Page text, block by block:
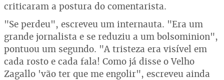
criticaram a postura do comentarista.
"Se perdeu", escreveu um internauta. "Era um
grande jornalista e se reduziu a um bolsominion",
pontuou um segundo. "A tristeza era visível em
cada rosto e cada fala! Como já disse o Velho
Zagallo 'vão ter que me engolir", escreveu ainda